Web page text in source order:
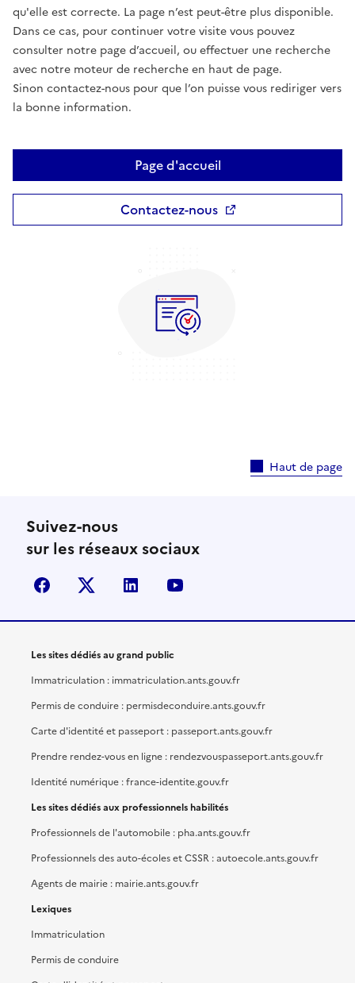
qu'elle est correcte. La page n’est peut-être plus disponible.
Dans ce cas, pour continuer votre visite vous pouvez
consulter notre page d’accueil, ou effectuer une recherche
avec notre moteur de recherche en haut de page.
Sinon contactez-nous pour que l’on puisse vous rediriger vers
la bonne information.
Page d'accueil
Contactez-nous
Haut de page
Suivez-nous
sur les réseaux sociaux
facebook X (anciennement Twitter)
linkedin
Les sites dédiés au grand public
Immatriculation : immatriculation.ants.gouv.fr
Permis de conduire : permisdeconduire.ants.gouv.fr
Carte d'identité et passeport : passeport.ants.gouv.fr
Prendre rendez-vous en ligne : rendezvouspasseport.ants.gouv.fr
Identité numérique : france-identite.gouv.fr
Les sites dédiés aux professionnels habilités
Professionnels de l'automobile : pha.ants.gouv.fr
Professionnels des auto-écoles et CSSR : autoecole.ants.gouv.fr
Agents de mairie : mairie.ants.gouv.fr
Lexiques
Immatriculation
Permis de conduire